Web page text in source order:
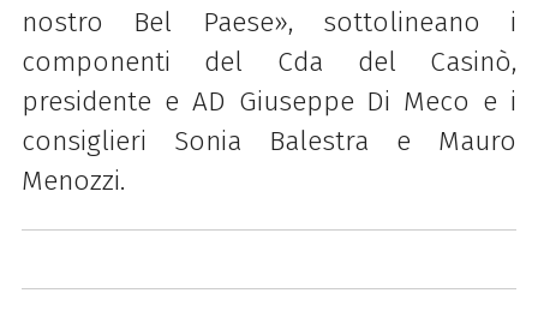
nostro Bel Paese», sottolineano i
componenti del Cda del Casinò,
presidente e AD Giuseppe Di Meco e i
consiglieri Sonia Balestra e Mauro
Menozzi.